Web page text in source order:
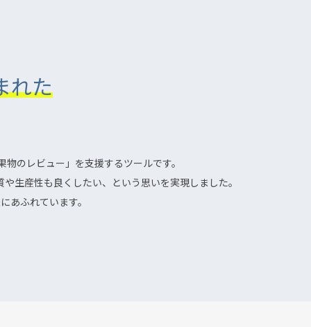
れた
のレビュー」を支援するツールです。
生産性も良くしたい、という思いを実現しました。
あふれています。